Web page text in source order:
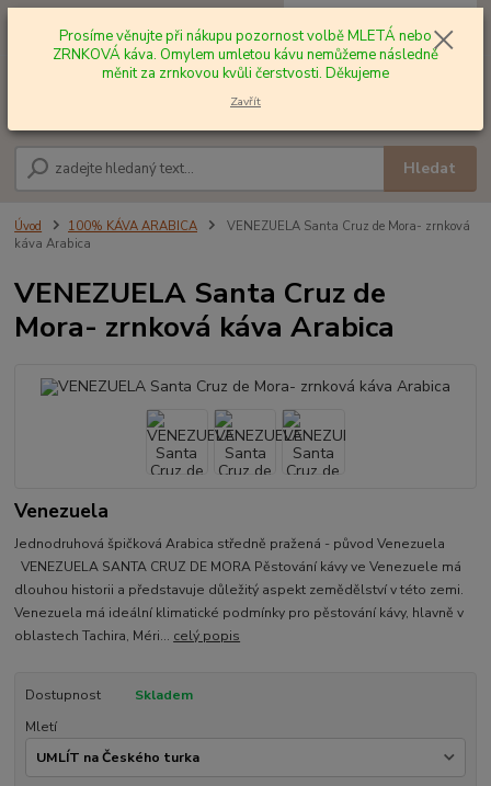
Hledat
+420 602 577 209 za0,00 Kč
Úvod 100% KÁVA ARABICA
VENEZUELA Santa Cruz de Mora- zrnková
káva Arabica
VENEZUELA Santa Cruz de
Mora- zrnková káva Arabica
Venezuela
Jednodruhová špičková Arabica středně pražená - původ Venezuela
VENEZUELA SANTA CRUZ DE MORA Pěstování kávy ve Venezuele má
dlouhou historii a představuje důležitý aspekt zemědělství v této zemi.
Venezuela má ideální klimatické podmínky pro pěstování kávy, hlavně v
oblastech Tachira, Méri... celý popis
Dostupnost
Skladem
Mletí
Prosíme věnujte při nákupu pozornost volbě MLETÁ nebo
ZRNKOVÁ káva. Omylem umletou kávu nemůžeme následně
měnit za zrnkovou kvůli čerstvosti. Děkujeme
Zavřít